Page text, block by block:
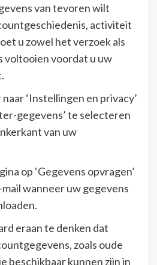
van tevoren wilt
activiteit
u zowel het verzoek als
voltooien voordat u uw
‘Instellingen en privacy’
gegevens’ te selecteren
van uw
op ‘Gegevens opvragen’
wanneer uw gegevens
eraan te denken dat
zoals oude
beschikbaar kunnen zijn in